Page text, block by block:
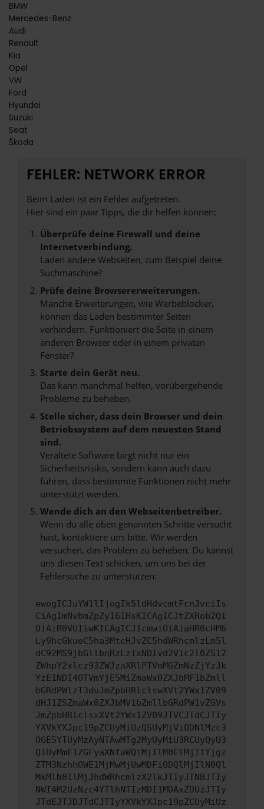
BMW
Mercedes-Benz
Audi
Renault
Kia
Opel
VW
Ford
Hyundai
Suzuki
Seat
Škoda
FEHLER: NETWORK ERROR
Beim Laden ist ein Fehler aufgetreten.
Hier sind ein paar Tipps, die dir helfen können:
Überprüfe deine Firewall und deine
Internetverbindung.
Laden andere Webseiten, zum Beispiel deine
Suchmaschine?
Prüfe deine Browsererweiterungen.
Manche Erweiterungen, wie Werbeblocker,
können das Laden bestimmter Seiten
verhindern. Funktioniert die Seite in einem
anderen Browser oder in einem privaten
Fenster?
Starte dein Gerät neu.
Das kann manchmal helfen, vorübergehende
Probleme zu beheben.
Stelle sicher, dass dein Browser und dein
Betriebssystem auf dem neuesten Stand
sind.
Veraltete Software birgt nicht nur ein
Sicherheitsrisiko, sondern kann auch dazu
führen, dass bestimmte Funktionen nicht mehr
unterstützt werden.
Wende dich an den Webseitenbetreiber.
Wenn du alle oben genannten Schritte versucht
hast, kontaktiere uns bitte. Wir werden
versuchen, das Problem zu beheben. Du kannst
uns diesen Text schicken, um uns bei der
Fehlersuche zu unterstützen:
ewogICJuYW1lIjogIk5ldHdvcmtFcnJvciIs
CiAgImNvbmZpZyI6IHsKICAgICJtZXRob2Qi
OiAiR0VUIiwKICAgICJ1cmwiOiAiaHR0cHM6
Ly9hcGkueC5ha3MtcHJvZC5hdWRhcmlzLm5l
dC92MS9jbGllbnRzLzIxNDIvd2Vic2l0ZS12
ZWhpY2xlcz93ZWJzaXRlPTVmMGZmNzZjYzJk
YzE1NDI4OTVmYjE5MiZmaWx0ZXJbMF1bZmll
bGRdPWlzT3duJmZpbHRlclswXVt2YWx1ZV09
dHJ1ZSZmaWx0ZXJbMV1bZmllbGRdPW1vZGVs
JmZpbHRlclsxXVt2YWx1ZV09JTVCJTdCJTIy
YXVkYXJpc19pZCUyMiUzQSUyMjViODNlMzc3
OGE5YTUyMzAyNTAwMTg2MyUyMiU3RCUyQyU3
QiUyMmF1ZGFyaXNfaWQlMjIlM0ElMjI1Yjgz
ZTM3NzhhOWE1MjMwMjUwMDFiODQlMjIlN0Ql
MkMlN0IlMjJhdWRhcmlzX2lkJTIyJTNBJTIy
NWI4M2UzNzc4YTlhNTIzMDI1MDAxZDUzJTIy
JTdEJTJDJTdCJTIyYXVkYXJpc19pZCUyMiUz